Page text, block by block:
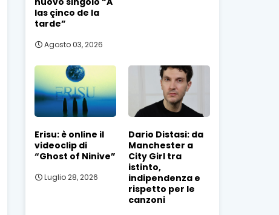
las çinco de la
tarde”
Agosto 03, 2026
Erisu: è online il
videoclip di
“Ghost of Ninive”
Luglio 28, 2026
Dario Distasi: da
Manchester a
City Girl tra
istinto,
indipendenza e
rispetto per le
canzoni